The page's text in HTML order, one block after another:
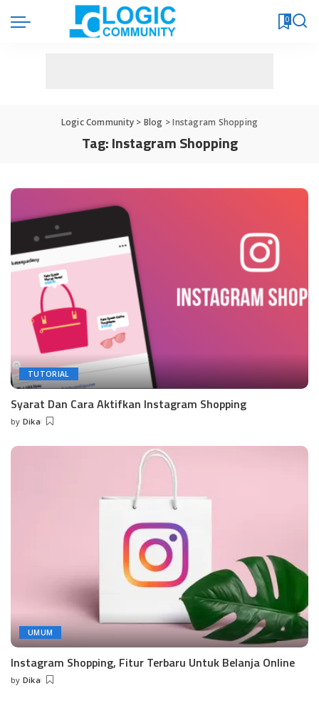
0
Logic Community > Blog >Instagram Shopping
Tag:Instagram Shopping
TUTORIAL
Syarat Dan Cara Aktifkan Instagram Shopping
Posted
by Dika
UMUM
Instagram Shopping, Fitur Terbaru Untuk Belanja Online
Posted
by Dika